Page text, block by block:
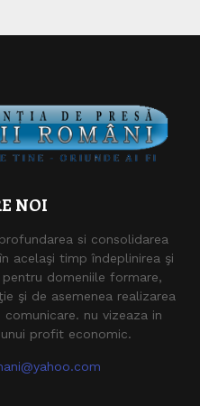
NOI
si consolidarea
acelaşi timp îndeplinirea şi
domeniile formare,
şi de asemenea realizarea
nu vizeaza in
profit economic.